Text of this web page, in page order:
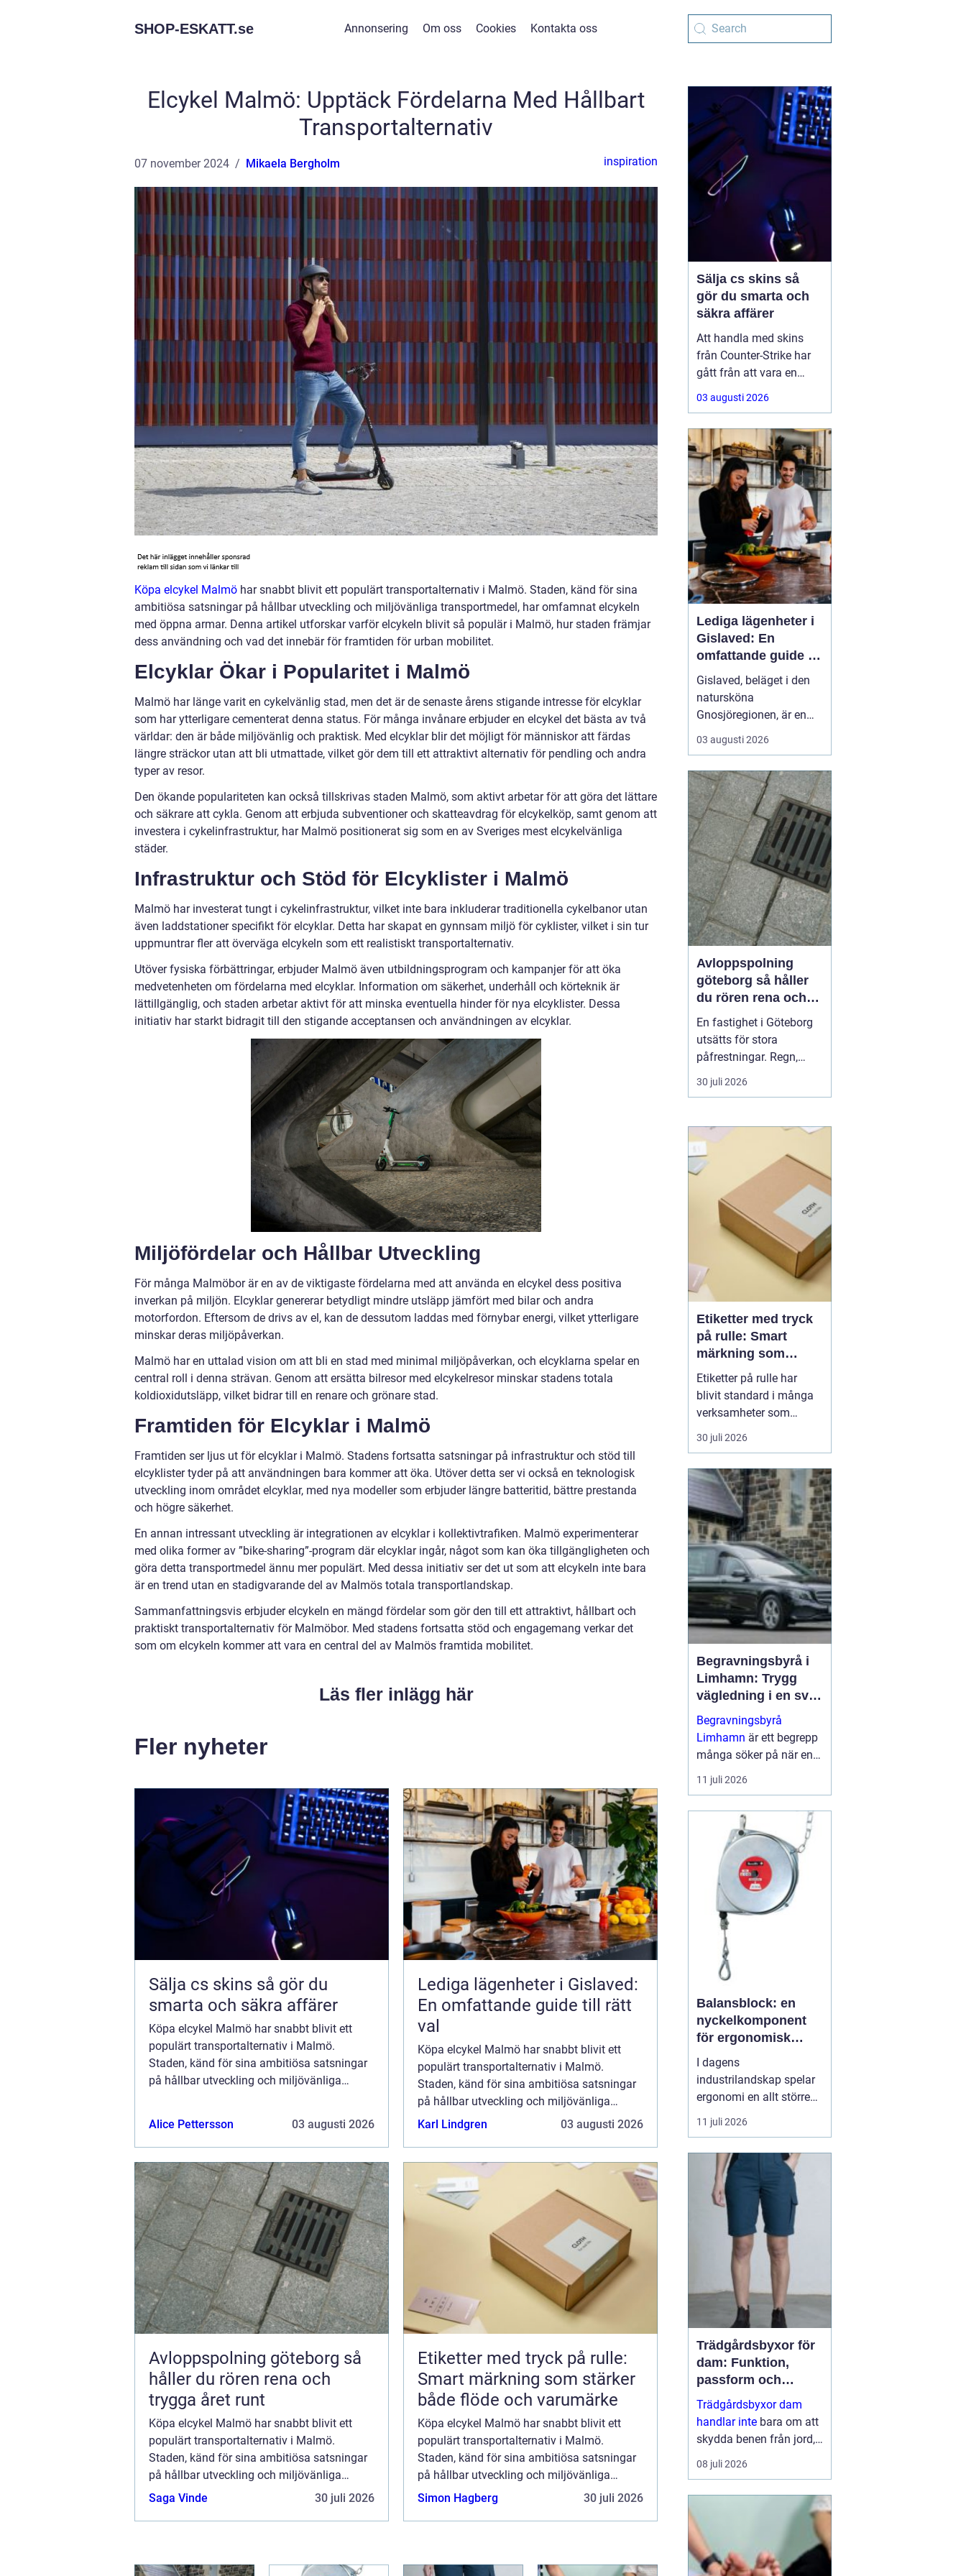
SHOP-ESKATT.se Annonsering Om oss Cookies Kontakta oss
Elcykel Malmö: Upptäck Fördelarna Med Hållbart
Transportalternativ
07 november 2024 Mikaela Bergholm inspiration
Köpa elcykel Malmö har snabbt blivit ett populärt transportalternativ i Malmö. Staden, känd för sina
ambitiösa satsningar på hållbar utveckling och miljövänliga transportmedel, har omfamnat elcykeln
med öppna armar. Denna artikel utforskar varför elcykeln blivit så populär i Malmö, hur staden främjar
dess användning och vad det innebär för framtiden för urban mobilitet.
Elcyklar Ökar i Popularitet i Malmö
Malmö har länge varit en cykelvänlig stad, men det är de senaste årens stigande intresse för elcyklar
som har ytterligare cementerat denna status. För många invånare erbjuder en elcykel det bästa av två
världar: den är både miljövänlig och praktisk. Med elcyklar blir det möjligt för människor att färdas
längre sträckor utan att bli utmattade, vilket gör dem till ett attraktivt alternativ för pendling och andra
typer av resor.
Den ökande populariteten kan också tillskrivas staden Malmö, som aktivt arbetar för att göra det lättare
och säkrare att cykla. Genom att erbjuda subventioner och skatteavdrag för elcykelköp, samt genom att
investera i cykelinfrastruktur, har Malmö positionerat sig som en av Sveriges mest elcykelvänliga
städer.
Infrastruktur och Stöd för Elcyklister i Malmö
Malmö har investerat tungt i cykelinfrastruktur, vilket inte bara inkluderar traditionella cykelbanor utan
även laddstationer specifikt för elcyklar. Detta har skapat en gynnsam miljö för cyklister, vilket i sin tur
uppmuntrar fler att överväga elcykeln som ett realistiskt transportalternativ.
Utöver fysiska förbättringar, erbjuder Malmö även utbildningsprogram och kampanjer för att öka
medvetenheten om fördelarna med elcyklar. Information om säkerhet, underhåll och körteknik är
lättillgänglig, och staden arbetar aktivt för att minska eventuella hinder för nya elcyklister. Dessa
initiativ har starkt bidragit till den stigande acceptansen och användningen av elcyklar.
Miljöfördelar och Hållbar Utveckling
För många Malmöbor är en av de viktigaste fördelarna med att använda en elcykel dess positiva
inverkan på miljön. Elcyklar genererar betydligt mindre utsläpp jämfört med bilar och andra
motorfordon. Eftersom de drivs av el, kan de dessutom laddas med förnybar energi, vilket ytterligare
minskar deras miljöpåverkan.
Malmö har en uttalad vision om att bli en stad med minimal miljöpåverkan, och elcyklarna spelar en
central roll i denna strävan. Genom att ersätta bilresor med elcykelresor minskar stadens totala
koldioxidutsläpp, vilket bidrar till en renare och grönare stad.
Framtiden för Elcyklar i Malmö
Framtiden ser ljus ut för elcyklar i Malmö. Stadens fortsatta satsningar på infrastruktur och stöd till
elcyklister tyder på att användningen bara kommer att öka. Utöver detta ser vi också en teknologisk
utveckling inom området elcyklar, med nya modeller som erbjuder längre batteritid, bättre prestanda
och högre säkerhet.
En annan intressant utveckling är integrationen av elcyklar i kollektivtrafiken. Malmö experimenterar
med olika former av ”bike-sharing”-program där elcyklar ingår, något som kan öka tillgängligheten och
göra detta transportmedel ännu mer populärt. Med dessa initiativ ser det ut som att elcykeln inte bara
är en trend utan en stadigvarande del av Malmös totala transportlandskap.
Sammanfattningsvis erbjuder elcykeln en mängd fördelar som gör den till ett attraktivt, hållbart och
praktiskt transportalternativ för Malmöbor. Med stadens fortsatta stöd och engagemang verkar det
som om elcykeln kommer att vara en central del av Malmös framtida mobilitet.
Läs fler inlägg här
Fler nyheter
Sälja cs skins så gör du
smarta och säkra affärer
Köpa elcykel Malmö har snabbt blivit ett
populärt transportalternativ i Malmö.
Staden, känd för sina ambitiösa satsningar
på hållbar utveckling och miljövänliga
Alice Pettersson
03 augusti 2026
Lediga lägenheter i Gislaved:
En omfattande guide till rätt
val
Köpa elcykel Malmö har snabbt blivit ett
populärt transportalternativ i Malmö.
Staden, känd för sina ambitiösa satsningar
på hållbar utveckling och miljövänliga
transportmedel, har omfamnat elc...
Karl Lindgren 03 augusti 2026
Avloppspolning göteborg så
håller du rören rena och
trygga året runt
Köpa elcykel Malmö har snabbt blivit ett
populärt transportalternativ i Malmö.
Staden, känd för sina ambitiösa satsningar
på hållbar utveckling och miljövänliga
transportmedel, har omfamnat elc...
Saga Vinde 30 juli 2026
Etiketter med tryck på rulle:
Smart märkning som stärker
både flöde och varumärke
Köpa elcykel Malmö har snabbt blivit ett
populärt transportalternativ i Malmö.
Staden, känd för sina ambitiösa satsningar
på hållbar utveckling och miljövänliga
transportmedel, har omfamnat elc...
Simon Hagberg 30 juli 2026
Sälja cs skins så
gör du smarta och
säkra affärer
Att handla med skins
från Counter-Strike har
gått från att vara en
hobby till att bli en riktig
andrahandsmarknad.
sällsynta vapen-skins
kan vara värda tusentals
kronor, men många är
osäkra på hur de ska gå
till väga när de
03 augusti 2026
Lediga lägenheter i
Gislaved: En
omfattande guide till
rätt val
Gislaved, beläget i den
natursköna
Gnosjöregionen, är en
charmig kommun i
Jönköpings län känt för
och härliga natur. Med
närheten till Nissan, som
flyter genom kommunen
...
03 augusti 2026
Avloppspolning
göteborg så håller
du rören rena och
trygga året runt
En fastighet i Göteborg
utsätts för stora
påfrestningar. Regn,
snabba
temperaturväxlingar och
avloppen behöver mer
omsorg än många tror.
När vatten börjar rinna
undan långsamt, avlopp
luktar illa eller
golvbrunnar bubblar är...
30 juli 2026
Etiketter med tryck
på rulle: Smart
märkning som
stärker både flöde
och varumärke
Etiketter på rulle har
blivit standard i många
verksamheter som
behöver snabb, tydlig
och hållbar märkning.
livsmedel, ehandel, lager
eller butiker handlar allt i
grunden om samma sak:
rätt ...
30 juli 2026
Begravningsbyrå i
Limhamn: Trygg
vägledning i en svår
tid
Begravningsbyrå
Limhamn är ett begrepp
många söker på när en
nära anhörig har gått
bort och behovet av stöd
11 juli 2026
Balansblock: en
nyckelkomponent
för ergonomisk
effektivitet
I dagens
industrilandskap spelar
ergonomi en allt större
roll. Det handlar inte
bara om att skapa en
för anställda, utan även
om att optimera
produktiviteten. Ett
verktyg som allt mer
sprider sig inom
industrin, tack vare
11 juli 2026
Trädgårdsbyxor för
dam: Funktion,
passform och
hållbar stil i rabatten
Trädgårdsbyxor dam
handlar inte bara om att
skydda benen från jord,
taggar och väta. Rätt
byxa gör arbetet enklare,
skonsamt för kroppen. ...
08 juli 2026